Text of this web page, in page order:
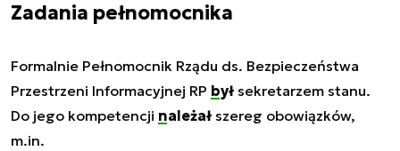
Zadania pełnomocnika
Formalnie Pełnomocnik Rządu ds. Bezpieczeństwa
Przestrzeni Informacyjnej RP byłsekretarzem stanu.
Do jego kompetencji należałszereg obowiązków,
m.in.